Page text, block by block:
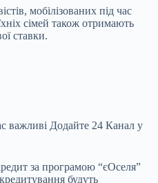
мобілізованих під час
сімей також отримають
ставки.
важливі Додайте 24 Канал у
за програмою “єОселя”
будуть